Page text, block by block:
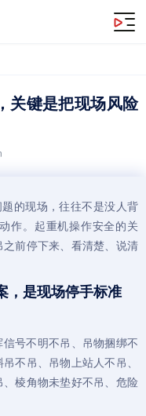
成能执行的动作
关键是把现场风险
的现场，往往不是没人背
作。 起重机操作安全的关
前停下来、看清楚、说清
，是现场停手标准
号不明不吊、吊物捆绑不
不吊、吊物上站人不吊、
棱角物未垫好不吊、危险